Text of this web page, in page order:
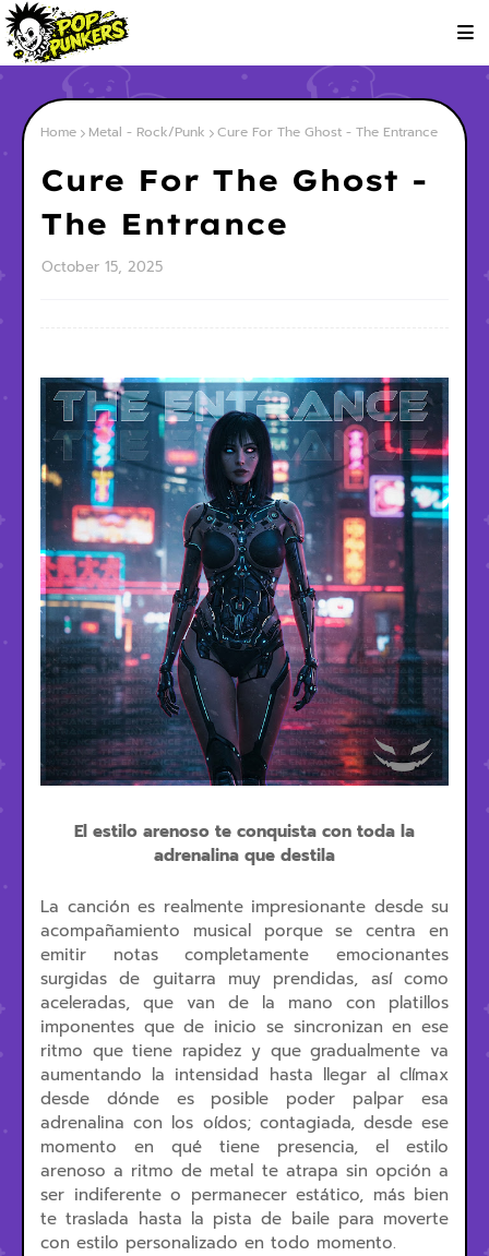
Home Metal - Rock/Punk Cure For The Ghost - The Entrance
Cure For The Ghost -
The Entrance
October 15, 2025
El estilo arenoso te conquista con toda la
adrenalina que destila
La canción es realmente impresionante desde su
acompañamiento musical porque se centra en
emitir notas completamente emocionantes
surgidas de guitarra muy prendidas, así como
aceleradas, que van de la mano con platillos
imponentes que de inicio se sincronizan en ese
ritmo que tiene rapidez y que gradualmente va
aumentando la intensidad hasta llegar al clímax
desde dónde es posible poder palpar esa
adrenalina con los oídos; contagiada, desde ese
momento en qué tiene presencia, el estilo
arenoso a ritmo de metal te atrapa sin opción a
ser indiferente o permanecer estático, más bien
te traslada hasta la pista de baile para moverte
con estilo personalizado en todo momento.